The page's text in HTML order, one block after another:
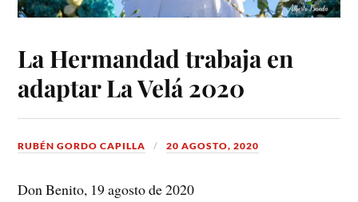
La Hermandad trabaja en
adaptar La Velá 2020
RUBÉN GORDO CAPILLA 20 AGOSTO, 2020
Don Benito, 19 agosto de 2020